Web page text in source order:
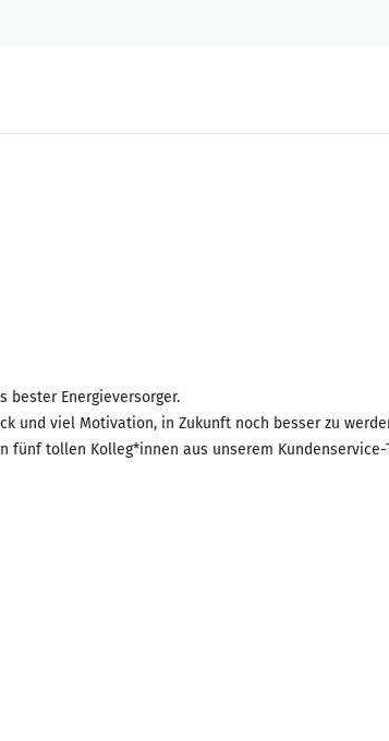
bester Energieversorger.
und viel Motivation, in Zukunft noch besser zu
tollen Kolleg*innen aus unserem Kundenservice-